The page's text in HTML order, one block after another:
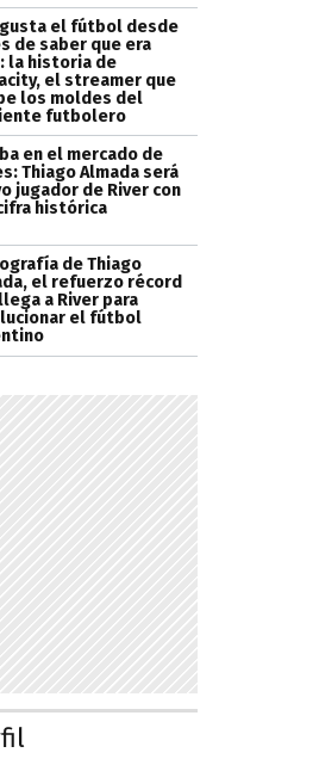
el fútbol desde
de saber que era
la historia de
el streamer que
los moldes del
futbolero
en el mercado de
Thiago Almada será
jugador de River con
histórica
de Thiago
el refuerzo récord
a River para
el fútbol